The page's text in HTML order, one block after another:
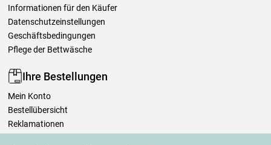
Informationen für den Käufer
Datenschutzeinstellungen
Geschäftsbedingungen
Pflege der Bettwäsche
Ihre Bestellungen
Mein Konto
Bestellübersicht
Reklamationen